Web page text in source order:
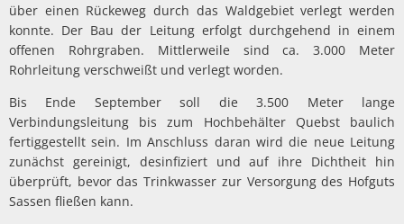
über einen Rückeweg durch das Waldgebiet verlegt werden
konnte. Der Bau der Leitung erfolgt durchgehend in einem
offenen Rohrgraben. Mittlerweile sind ca. 3.000 Meter
Rohrleitung verschweißt und verlegt worden.
Bis Ende September soll die 3.500 Meter lange
Verbindungsleitung bis zum Hochbehälter Quebst baulich
fertiggestellt sein. Im Anschluss daran wird die neue Leitung
zunächst gereinigt, desinfiziert und auf ihre Dichtheit hin
überprüft, bevor das Trinkwasser zur Versorgung des Hofguts
Sassen fließen kann.